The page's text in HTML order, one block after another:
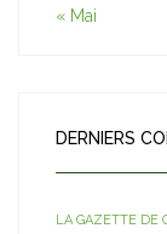
« Mai
DERNIERS
LA GAZETTE DE